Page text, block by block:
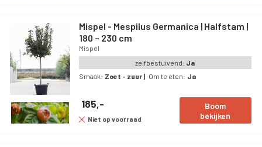
Mispel - Mespilus Germanica | Halfstam |
180 – 230 cm
Mispel
zelfbestuivend: Ja
Smaak: Zoet - zuur | Om te eten: Ja
185,-
Niet op voorraad
Boom
bekijken